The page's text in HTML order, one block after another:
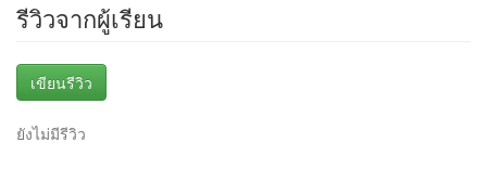
รีวิวจากผู้เรียน
เขียนรีวิว
ยังไม่มีรีวิว